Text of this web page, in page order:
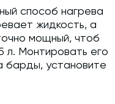
способ нагрева
жидкость, а
мощный, чтоб
л. Монтировать его
барды, установите